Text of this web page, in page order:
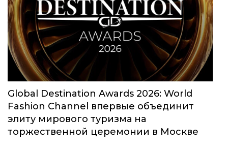
Global Destination Awards 2026: World
Fashion Channel впервые объединит
элиту мирового туризма на
торжественной церемонии в Москве